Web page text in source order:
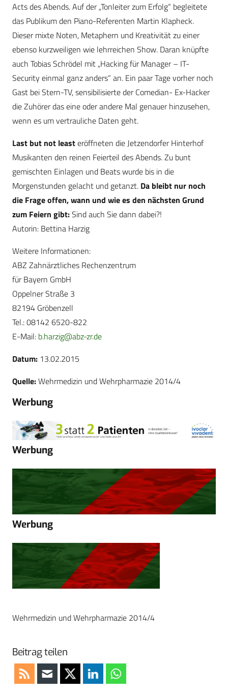
Acts des Abends. Auf der „Tonleiter zum Erfolg“ begleitete
das Publikum den Piano-Referenten Martin Klapheck.
Dieser mixte Noten, Metaphern und Kreativität zu einer
ebenso kurzweiligen wie lehrreichen Show. Daran knüpfte
auch Tobias Schrödel mit „Hacking für Manager – IT-
Security einmal ganz anders“ an. Ein paar Tage vorher noch
Gast bei Stern-TV, sensibilisierte der Comedian- Ex-Hacker
die Zuhörer das eine oder andere Mal genauer hinzusehen,
wenn es um vertrauliche Daten geht.
Last but not leasteröffneten die Jetzendorfer Hinterhof
Musikanten den reinen Feierteil des Abends. Zu bunt
gemischten Einlagen und Beats wurde bis in die
Morgenstunden gelacht und getanzt. Da bleibt nur noch
die Frage offen, wann und wie es den nächsten Grund
zum Feiern gibt:Sind auch Sie dann dabei?!
Autorin: Bettina Harzig
Weitere Informationen:
ABZ Zahnärztliches Rechenzentrum
für Bayern GmbH
Oppelner Straße 3
82194 Gröbenzell
Tel.: 08142 6520-822
E-Mail: b.harzig@abz-zr.de
Datum: 13.02.2015
Quelle:Wehrmedizin und Wehrpharmazie 2014/4
Werbung
Werbung
Werbung
Wehrmedizin und Wehrpharmazie 2014/4
Beitrag teilen